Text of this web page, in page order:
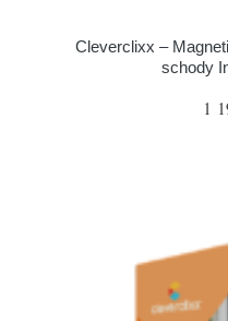
Cleverclixx –
schody
1